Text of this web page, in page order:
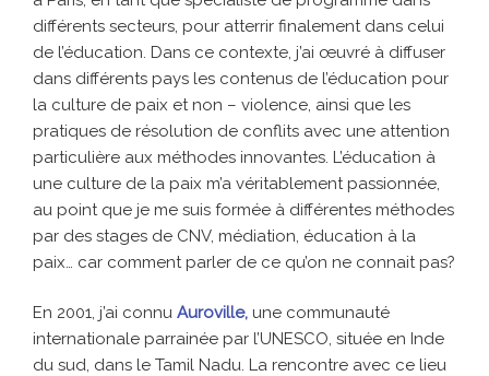
différents secteurs, pour atterrir finalement dans celui
de l’éducation. Dans ce contexte, j’ai œuvré à diffuser
dans différents pays les contenus de l’éducation pour
la culture de paix et non – violence, ainsi que les
pratiques de résolution de conflits avec une attention
particulière aux méthodes innovantes. L’éducation à
une culture de la paix m’a véritablement passionnée,
au point que je me suis formée à différentes méthodes
par des stages de CNV, médiation, éducation à la
paix… car comment parler de ce qu’on ne connait pas?
En 2001, j’ai connu Auroville, une communauté
internationale parrainée par l’UNESCO, située en Inde
du sud, dans le Tamil Nadu. La rencontre avec ce lieu